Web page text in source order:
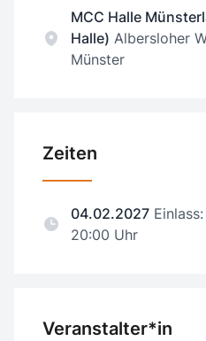
MCC Halle
Halle) Albersloher
Münster
Zeiten
04.02.2027
20:00 Uhr
Veranstalter*in